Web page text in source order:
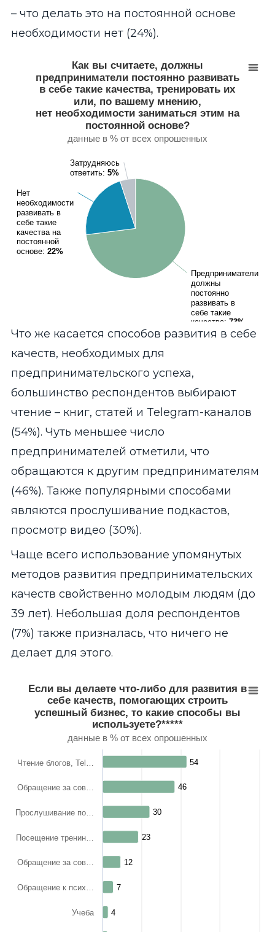
– что делать это на постоянной основе
необходимости нет (24%).
Как вы считаете, должны предприниматели
Pie chart with 3 slices.
данные в % от всех опрошенных
View as data table, Как вы считаете, должны
Как вы считаете, должны
предприниматели постоянно развивать
в себе такие качества, тренировать их
или, по вашему мнению,
нет необходимости заниматься этим на
постоянной основе?
данные в % от всех опрошенных
Предприниматели
должны
постоянно
развивать в
себе такие
качества:73%
Предприниматели
должны
постоянно
развивать в
себе такие
качества:73%
Нет
необходимости
развивать в
себе такие
качества на
постоянной
основе:22%
Нет
необходимости
развивать в
себе такие
качества на
постоянной
основе:22%
Затрудняюсь
ответить:5%
Затрудняюсь
ответить:5%
Что же касается способов развития в себе
качеств, необходимых для
предпринимательского успеха,
большинство респондентов выбирают
чтение – книг, статей и Telegram-каналов
(54%). Чуть меньшее число
предпринимателей отметили, что
обращаются к другим предпринимателям
(46%). Также популярными способами
являются прослушивание подкастов,
просмотр видео (30%).
Чаще всего использование упомянутых
методов развития предпринимательских
качеств свойственно молодым людям (до
39 лет). Небольшая доля респондентов
(7%) также призналась, что ничего не
делает для этого.
Bar chart with 10 bars.
данные в % от всех опрошенных
View as data table, Если вы делаете что-либо для
The chart has 1 X axis displaying categories.
The chart has 1 Y axis displaying values. Range: 0 to 100.
Если вы делаете что-либо для развития в
себе качеств, помогающих строить
успешный бизнес, то какие способы вы
используете?*****
данные в % от всех опрошенных
54
54
46
46
30
30
23
23
12
12
7
7
4
4
Чтение блогов, Tel…
Обращение за сов…
Прослушивание по…
Посещение тренин…
Обращение за сов…
Обращение к псих…
Учеба